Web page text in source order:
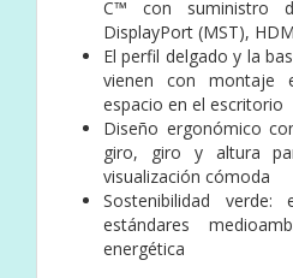
C™ con suministro
DisplayPort (MST),
El perfil delgado y la
vienen con montaje
espacio en el escritorio
Diseño ergonómico
giro, giro y altura
visualización cómoda
Sostenibilidad
estándares
energética